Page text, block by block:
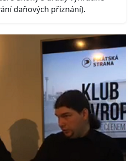
daňových přiznání).